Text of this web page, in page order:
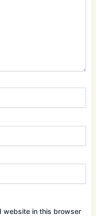
website in this browser